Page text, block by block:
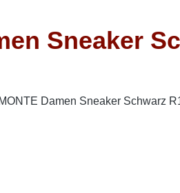
Sneaker